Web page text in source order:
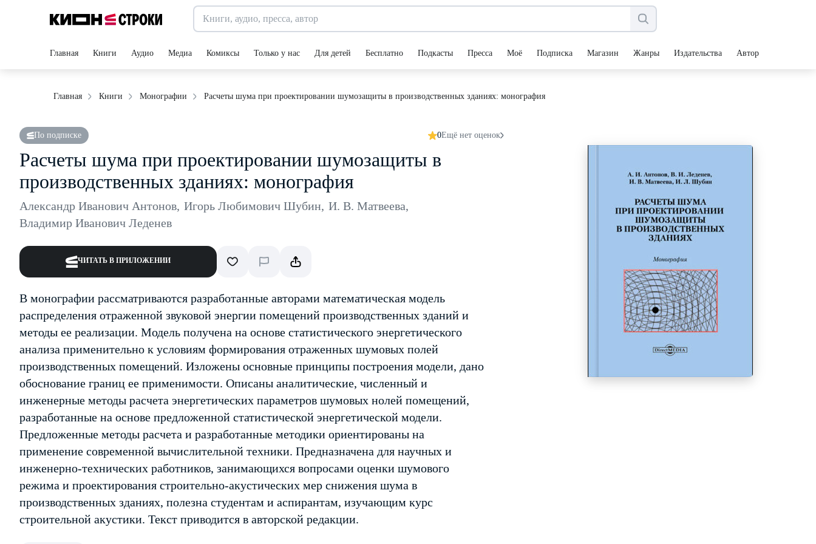
Главная Книги Аудио Медиа Комиксы Только у нас Для детей Бесплатно Подкасты Пресса Моё Подписка Магазин Жанры Издательства Авторы
Главная Книги Монографии Расчеты шума при проектировании шумозащиты в производственных зданиях: монография
По подписке 0Ещё нет оценок
Расчеты шума при проектировании шумозащиты в
производственных зданиях: монография
Александр Иванович Антонов, Игорь Любимович Шубин, И. В. Матвеева,
Владимир Иванович Леденев
ЧИТАТЬ В ПРИЛОЖЕНИИ
В монографии рассматриваются разработанные авторами математическая модель
распределения отраженной звуковой энергии помещений производственных зданий и
методы ее реализации. Модель получена на основе статистического энергетического
анализа применительно к условиям формирования отраженных шумовых полей
производственных помещений. Изложены основные принципы построения модели, дано
обоснование границ ее применимости. Описаны аналитические, численный и
инженерные методы расчета энергетических параметров шумовых нолей помещений,
разработанные на основе предложенной статистической энергетической модели.
Предложенные методы расчета и разработанные методики ориентированы на
применение современной вычислительной техники. Предназначена для научных и
инженерно-технических работников, занимающихся вопросами оценки шумового
режима и проектирования строительно-акустических мер снижения шума в
производственных зданиях, полезна студентам и аспирантам, изучающим курс
строительной акустики. Текст приводится в авторской редакции.